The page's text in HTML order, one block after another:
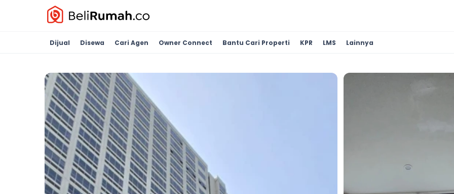
Dijual Disewa Cari Agen Owner Connect Bantu Cari Properti KPR LMS Lainnya